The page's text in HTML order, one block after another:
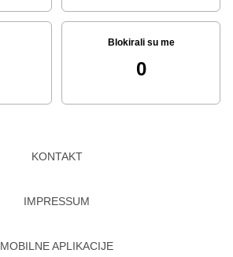
Blokirali su me
0
KONTAKT
IMPRESSUM
MOBILNE APLIKACIJE